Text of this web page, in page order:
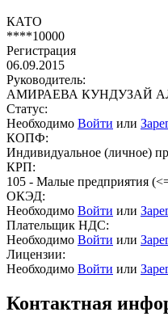
КАТО
****10000
Регистрация
06.09.2015
Руководитель:
АМИРАЕВА КУНДУЗАЙ
Статус:
Необходимо Войти или
КОПФ:
Индивидуальное (личное)
КРП:
105 - Малые предприятия
ОКЭД:
Необходимо Войти или
Плательщик НДС:
Необходимо Войти или
Лицензии:
Необходимо Войти или
Контактная